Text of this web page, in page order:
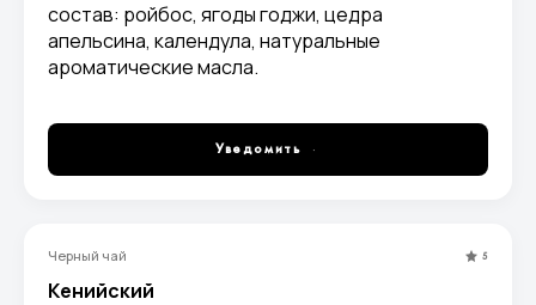
состав: ройбос, ягоды годжи, цедра
апельсина, календула, натуральные
ароматические масла.
Уведомить
Черный чай 5
Кенийский